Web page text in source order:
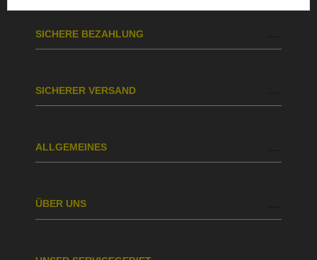
SICHERE BEZAHLUNG
SICHERER VERSAND
ALLGEMEINES
ÜBER UNS